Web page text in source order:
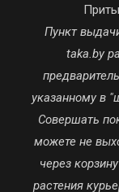
Пункт
taka.by
указанному в
Совершать
можете не
через
растения